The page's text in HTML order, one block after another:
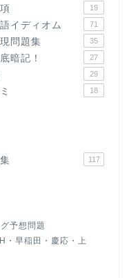
19
イディオム 71
問題集 35
暗記！ 27
29
18
117
予想問題
・早稲田・慶応・上